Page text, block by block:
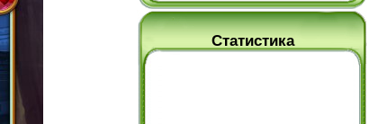
Статистика